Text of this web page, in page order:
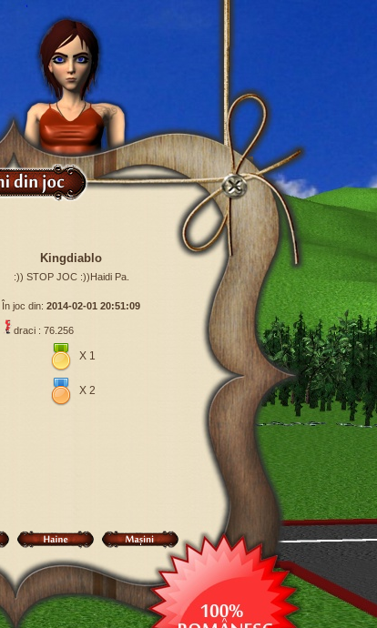
Kingdiablo
:)) STOP JOC :))Haidi Pa.
În joc din: 2014-02-01 20:51:09
draci : 76.256
X 1
X 2